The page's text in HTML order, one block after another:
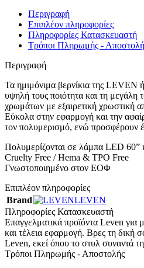
Περιγραφή
Επιπλέον πληροφορίες
Πληροφορίες Κατασκευαστή
Τρόποι Πληρωμής -
Περιγραφή
Τα ημιμόνιμα βερνίκια της LEVEN
υψηλή τους ποιότητα και τη μεγάλη
χρωμάτων με εξαιρετική χρωστική
Εύκολα στην εφαρμογή και την
τον πολυμερισμό, ενώ προσφέρουν
Πολυμερίζονται σε λάμπα LED 60”
Cruelty Free / Hema & TPO Free
Γνωστοποιημένο στον ΕΟΦ
Επιπλέον πληροφορίες
Brand
LEVEN
Πληροφορίες Κατασκευαστή
Επαγγελματικά προϊόντα Leven για
και τέλεια εφαρμογή. Βρες τη
Leven, εκεί όπου το στυλ συναντά
Τρόποι Πληρωμής - Αποστολής